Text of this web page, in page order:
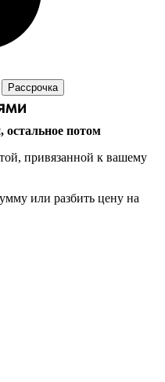
Рассрочка
потом
привязанной к вашему
или разбить цену на